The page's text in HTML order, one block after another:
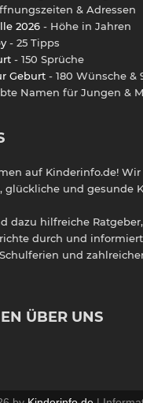
& Adressen
2026 - Höhe in Jahren
- 25 Tipps
- 150 Sprüche
Geburt - 180 Wünsche &
Namen für Jungen &
auf Kinderinfo.de!
glückliche und gesunde
dazu hilfreiche
durch und
und
ÜBER UNS